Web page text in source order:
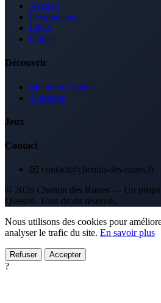
Accueil
Personnages
Lieux
Objets
Découvrir
Mentions légales
À propos
Jeux
Contact
📧 contact@chemin-des-runes.fr
© 2026 Chemin des Runes — Un
Quest®. Tous droits réservés.
Nous utilisons des cookies pour
analyser le trafic du site. En savoir plus
Refuser Accepter
?